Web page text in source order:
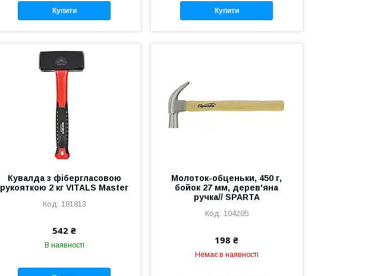
Купити Купити
Кувалда з фібергласовою
рукояткою 2 кг VITALS Master
181813
542 ₴
В наявності
Молоток-обценьки, 450 г,
бойок 27 мм, дерев'яна
ручка// SPARTA
104205
198 ₴
Немає в наявності